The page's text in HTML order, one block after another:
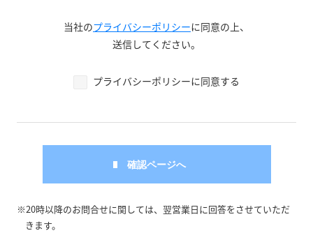
当社のプライバシーポリシーに同意の上、
送信してください。
プライバシーポリシーに同意する
※20時以降のお問合せに関しては、翌営業日に回答をさせていただ
きます。